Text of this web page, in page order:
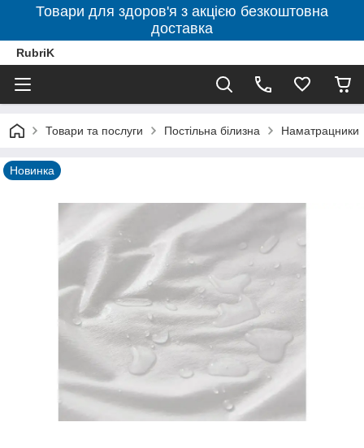
Товари для здоров'я з акцією безкоштовна
доставка
RubriK
Товари та послуги Постільна білизна Наматрацники
Новинка